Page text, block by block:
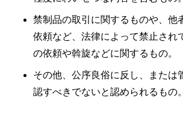
禁制品の取引に関するものや、他
依頼など、法律によって禁止され
の依頼や斡旋などに関するもの。
その他、公序良俗に反し、または
認すべきでないと認められるもの。